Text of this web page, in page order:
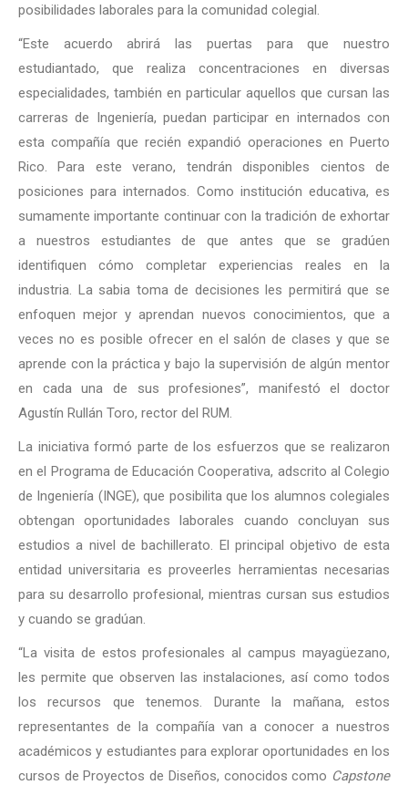
posibilidades laborales para la comunidad colegial.
“Este acuerdo abrirá las puertas para que nuestro
estudiantado, que realiza concentraciones en diversas
especialidades, también en particular aquellos que cursan las
carreras de Ingeniería, puedan participar en internados con
esta compañía que recién expandió operaciones en Puerto
Rico. Para este verano, tendrán disponibles cientos de
posiciones para internados. Como institución educativa, es
sumamente importante continuar con la tradición de exhortar
a nuestros estudiantes de que antes que se gradúen
identifiquen cómo completar experiencias reales en la
industria. La sabia toma de decisiones les permitirá que se
enfoquen mejor y aprendan nuevos conocimientos, que a
veces no es posible ofrecer en el salón de clases y que se
aprende con la práctica y bajo la supervisión de algún mentor
en cada una de sus profesiones”, manifestó el doctor
Agustín Rullán Toro, rector del RUM.
La iniciativa formó parte de los esfuerzos que se realizaron
en el Programa de Educación Cooperativa, adscrito al Colegio
de Ingeniería (INGE), que posibilita que los alumnos colegiales
obtengan oportunidades laborales cuando concluyan sus
estudios a nivel de bachillerato. El principal objetivo de esta
entidad universitaria es proveerles herramientas necesarias
para su desarrollo profesional, mientras cursan sus estudios
y cuando se gradúan.
“La visita de estos profesionales al campus mayagüezano,
les permite que observen las instalaciones, así como todos
los recursos que tenemos. Durante la mañana, estos
representantes de la compañía van a conocer a nuestros
académicos y estudiantes para explorar oportunidades en los
cursos de Proyectos de Diseños, conocidos como Capstone